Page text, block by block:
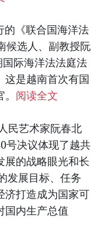
的《联合国海洋法
候选人、副教授阮
际海洋法法庭法
这是越南首次有国
阅读全文
民艺术家阮春北
号决议体现了越共
展的战略眼光和长
发展目标、任务
济打造成为国家可
国内生产总值